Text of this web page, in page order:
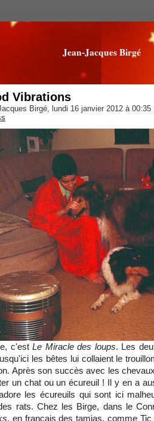
Jean-Jacques Birgé
Vibrations
Birgé, lundi 16 janvier 2012 à 00:35
c'est Le Miracle des loups. Les
les bêtes lui collaient le
Après son succès avec les
un chat ou un écureuil ! Il y en a
les écureuils qui sont ici
rats. Chez les Birge, dans le
, en français des tamias, comme